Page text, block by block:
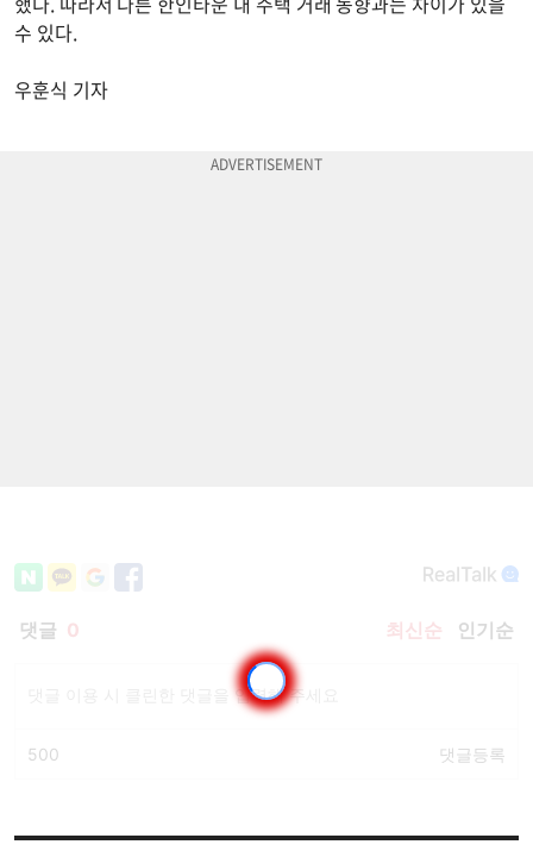
수 있다.
우훈식 기자